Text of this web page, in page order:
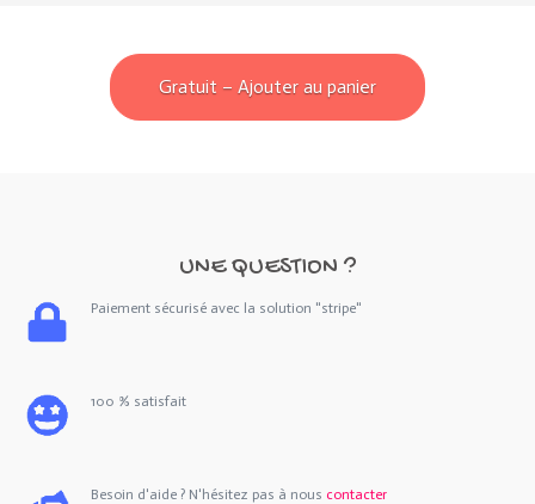
Gratuit – Ajouter au panier
UNE QUESTION ?
Paiement sécurisé avec la solution "stripe"
100 % satisfait
Besoin d'aide ? N'hésitez pas à nous contacter